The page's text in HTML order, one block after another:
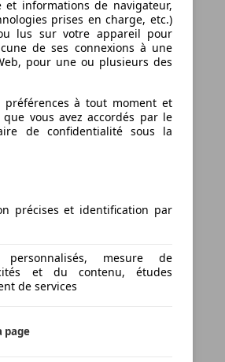
informations de navigateur,
prises en charge, etc.)
lus sur votre appareil pour
de ses connexions à une
pour une ou plusieurs des
préférences à tout moment et
vous avez accordés par le
de confidentialité sous la
précises et identification par
mesure de
et du contenu, études
de services
page